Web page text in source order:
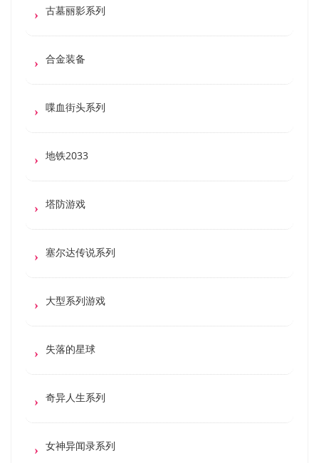
古墓丽影系列
合金装备
喋血街头系列
地铁2033
塔防游戏
塞尔达传说系列
大型系列游戏
失落的星球
奇异人生系列
女神异闻录系列